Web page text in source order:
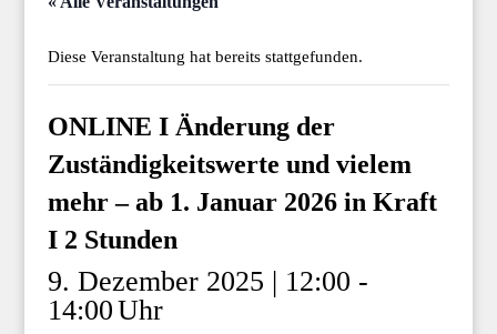
Diese Veranstaltung hat bereits stattgefunden.
ONLINE I Änderung der
Zuständigkeitswerte und vielem
mehr – ab 1. Januar 2026 in Kraft
I 2 Stunden
9. Dezember 2025 | 12:00 -
14:00